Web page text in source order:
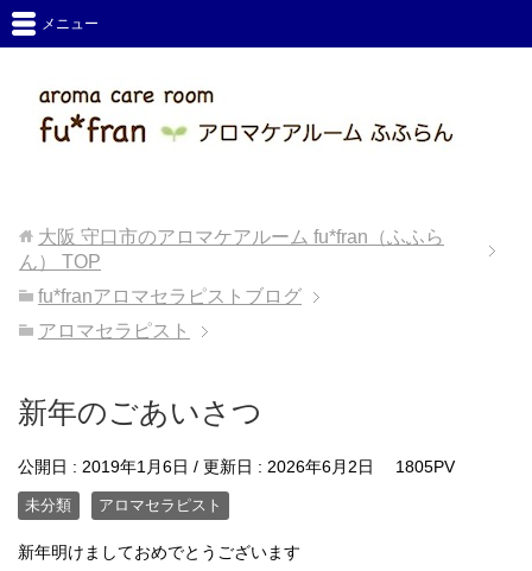
メニュー
大阪 守口市のアロマケアルーム fu*fran（ふふら
ん）
TOP
fu*franアロマセラピストブログ
アロマセラピスト
新年のごあいさつ
公開日 : 2019年1月6日 / 更新日 : 2026年6月2日 1805PV
未分類 アロマセラピスト
新年明けましておめでとうございます